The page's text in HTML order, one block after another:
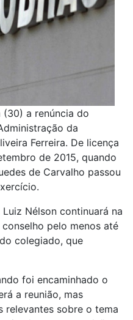
a renúncia do
da
Ferreira. De licença
de 2015, quando
de Carvalho passou
Nélson continuará na
pelo menos até
colegiado, que
foi encaminhado o
a reunião, mas
relevantes sobre o tema